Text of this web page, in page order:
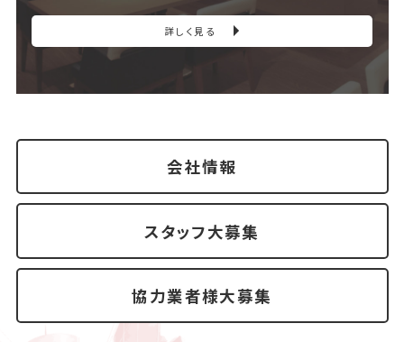
詳しく見る
会社情報
スタッフ大募集
協力業者様大募集